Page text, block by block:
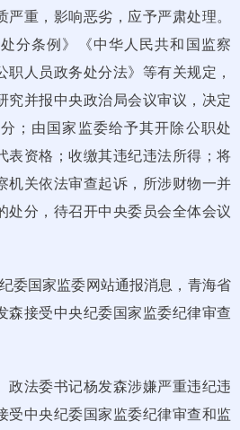
重，影响恶劣，应予严肃处理。
分条例》《中华人民共和国监察
人员政务处分法》等有关规定，
究并报中央政治局会议审议，决定
；由国家监委给予其开除公职处
表资格；收缴其违纪违法所得；将
机关依法审查起诉，所涉财物一并
处分，待召开中央委员会全体会议
委国家监委网站通报消息，青海省
森接受中央纪委国家监委纪律审查
政法委书记杨发森涉嫌严重违纪违
受中央纪委国家监委纪律审查和监